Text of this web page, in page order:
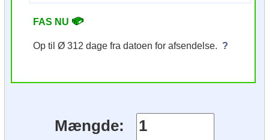
FAS NU
Op til Ø 312 dage fra datoen for afsendelse. ?
Mængde: